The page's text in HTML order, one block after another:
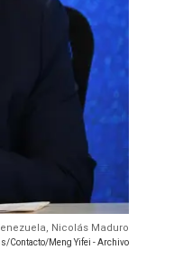
Nicolás Maduro
Contacto/Meng Yifei - Archivo